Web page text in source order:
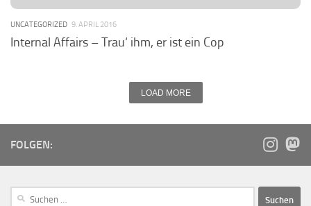
UNCATEGORIZED 9. APRIL 2016
Internal Affairs – Trau‘ ihm, er ist ein Cop
LOAD MORE
FOLGEN: